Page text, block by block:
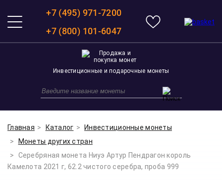
+7 (495) 971-7200
+7 (800) 101-6047
Инвестиционные и подарочные монеты
Главная Каталог
Инвестиционные монеты
Монеты других стран
Серебряная монета Ниуэ Артур Пендрагон король
Камелота 2021 г, 62.2 чистого серебра, проба 999